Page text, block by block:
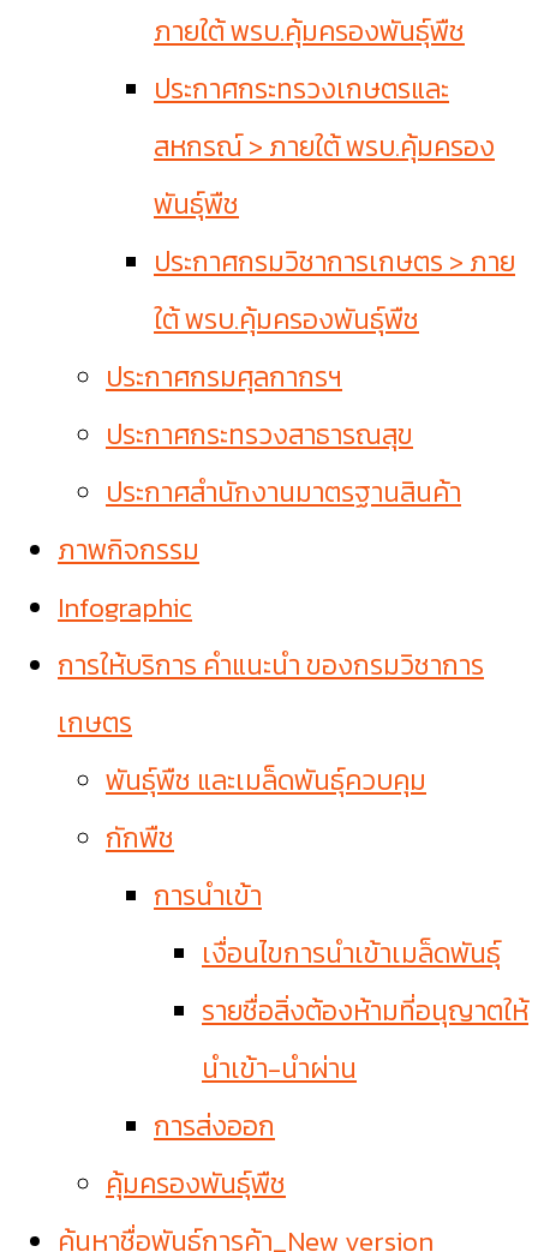
ภายใต้ พรบ.คุ้มครองพันธุ์พืช
ประกาศกระทรวงเกษตรและ
สหกรณ์ > ภายใต้ พรบ.คุ้มครอง
พันธุ์พืช
ประกาศกรมวิชาการเกษตร > ภาย
ใต้ พรบ.คุ้มครองพันธุ์พืช
ประกาศกรมศุลกากรฯ
ประกาศกระทรวงสาธารณสุข
ประกาศสำนักงานมาตรฐานสินค้า
ภาพกิจกรรม
Infographic
การให้บริการ คำแนะนำ ของกรมวิชาการ
เกษตร
พันธุ์พืช และเมล็ดพันธุ์ควบคุม
กักพืช
การนำเข้า
เงื่อนไขการนำเข้าเมล็ดพันธุ์
รายชื่อสิ่งต้องห้ามที่อนุญาตให้
นำเข้า-นำผ่าน
การส่งออก
คุ้มครองพันธุ์พืช
ค้นหาชื่อพันธุ์การค้า_New version